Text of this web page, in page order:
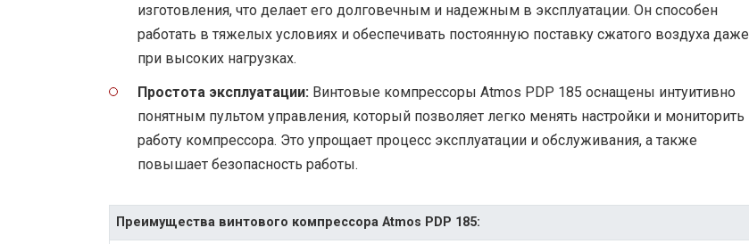
изготовления, что делает его долговечным и надежным в эксплуатации. Он способен
работать в тяжелых условиях и обеспечивать постоянную поставку сжатого воздуха даже
при высоких нагрузках.
Простота эксплуатации: Винтовые компрессоры Atmos PDP 185 оснащены интуитивно
понятным пультом управления, который позволяет легко менять настройки и мониторить
работу компрессора. Это упрощает процесс эксплуатации и обслуживания, а также
повышает безопасность работы.
Преимущества винтового компрессора Atmos PDP 185: